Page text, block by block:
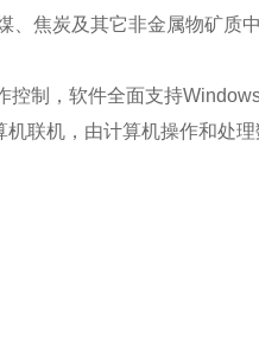
焦炭及其它非金属物矿质
制，软件全面支持
联机，由计算机操作和处理